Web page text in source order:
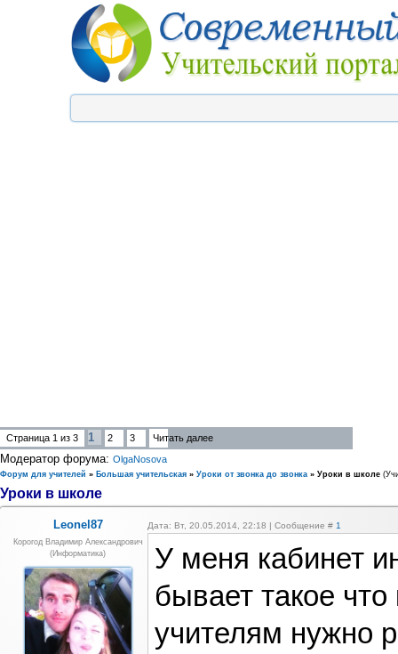
Страница 1 из 3 1 2 3 Читать далее
Модератор форума: OlgaNosova
Форум для учителей » Большая учительская » Уроки от звонка до звонка » Уроки в школе
Уроки в школе
Leonel87 Дата: Вт, 20.05.2014, 22:18 | Сообщение # 1
Корогод Владимир Александрович
(Информатика)
У меня кабинет
бывает такое
учителям нужно